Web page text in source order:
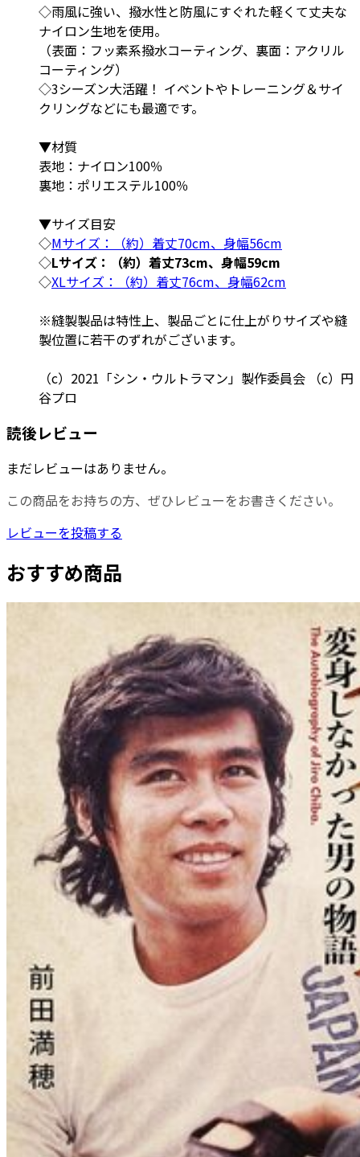
◇雨風に強い、撥水性と防風にすぐれた軽くて丈夫な
ナイロン生地を使用。
（表面：フッ素系撥水コーティング、裏面：アクリル
コーティング）
◇3シーズン大活躍！ イベントやトレーニング＆サイ
クリングなどにも最適です。
▼材質
表地：ナイロン100％
裏地：ポリエステル100％
▼サイズ目安
◇Mサイズ：（約）着丈70cm、身幅56cm
◇Lサイズ：（約）着丈73cm、身幅59cm
◇XLサイズ：（約）着丈76cm、身幅62cm
※縫製製品は特性上、製品ごとに仕上がりサイズや縫
製位置に若干のずれがございます。
（c）2021「シン・ウルトラマン」製作委員会 （c）円
谷プロ
読後レビュー
まだレビューはありません。
この商品をお持ちの方、ぜひレビューをお書きください。
レビューを投稿する
おすすめ商品